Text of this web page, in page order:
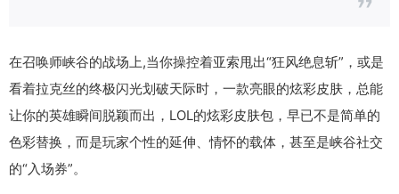
在召唤师峡谷的战场上,当你操控着亚索甩出“狂风绝息斩”，或是
看着拉克丝的终极闪光划破天际时，一款亮眼的炫彩皮肤，总能
让你的英雄瞬间脱颖而出，LOL的炫彩皮肤包，早已不是简单的
色彩替换，而是玩家个性的延伸、情怀的载体，甚至是峡谷社交
的“入场券”。